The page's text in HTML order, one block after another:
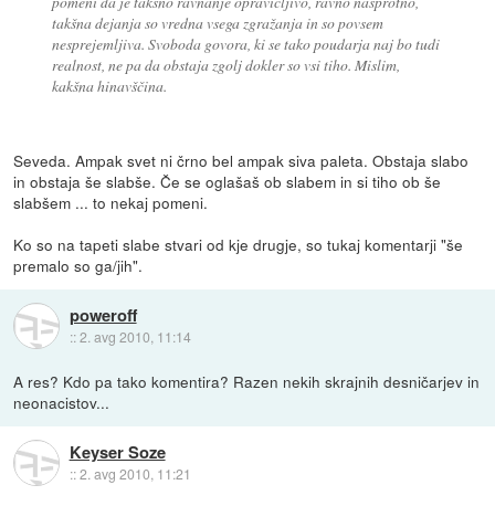
takšna dejanja so vredna vsega zgražanja in so povsem
nesprejemljiva. Svoboda govora, ki se tako poudarja naj bo tudi
realnost, ne pa da obstaja zgolj dokler so vsi tiho. Mislim,
kakšna hinavščina.
Seveda. Ampak svet ni črno bel ampak siva paleta. Obstaja slabo
in obstaja še slabše. Če se oglašaš ob slabem in si tiho ob še
slabšem ... to nekaj pomeni.
Ko so na tapeti slabe stvari od kje drugje, so tukaj komentarji "še
premalo so ga/jih".
poweroff
::2. avg 2010, 11:14
A res? Kdo pa tako komentira? Razen nekih skrajnih desničarjev in
neonacistov...
Keyser Soze
::2. avg 2010, 11:21